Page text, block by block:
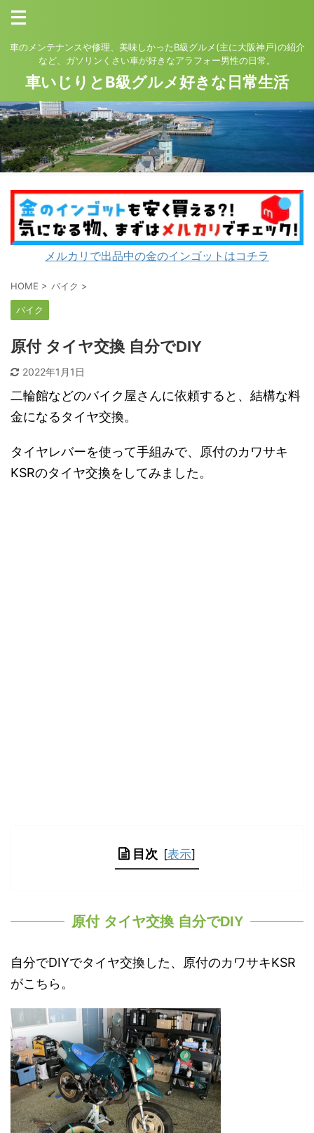
車のメンテナンスや修理、美味しかったB級グルメ(主に大阪神戸)の紹介
など、ガソリンくさい車が好きなアラフォー男性の日常。
車いじりとB級グルメ好きな日常生活
メルカリで出品中の金のインゴットはコチラ
HOME > バイク >
バイク
原付 タイヤ交換 自分でDIY
2022年1月1日
二輪館などのバイク屋さんに依頼すると、結構な料
金になるタイヤ交換。
タイヤレバーを使って手組みで、原付のカワサキ
KSRのタイヤ交換をしてみました。
目次 [表示]
原付 タイヤ交換 自分でDIY
自分でDIYでタイヤ交換した、原付のカワサキKSR
がこちら。